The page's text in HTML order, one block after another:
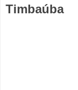
Timbaúba